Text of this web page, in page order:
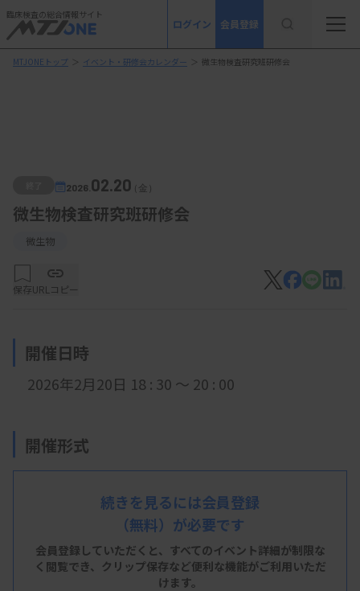
臨床検査の総合情報サイト
ログイン 会員登録
MTJONEトップ ＞ イベント・研修会カレンダー ＞ 微生物検査研究班研修会
2026. 02.20（金）
微生物検査研究班研修会
微生物
保存URLコピー
開催日時
2026年2月20日 18 : 30 ～ 20 : 00
開催形式
LIVE配信
主 催
東京都臨床検査技師会
続きを見るには会員登録
（無料）が必要です
会員登録していただくと、すべてのイベント詳細が制限な
く閲覧でき、 クリップ保存など便利な機能がご利用いただ
けます。